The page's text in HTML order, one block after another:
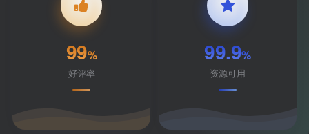
99%
好评率
99.9%
资源可用